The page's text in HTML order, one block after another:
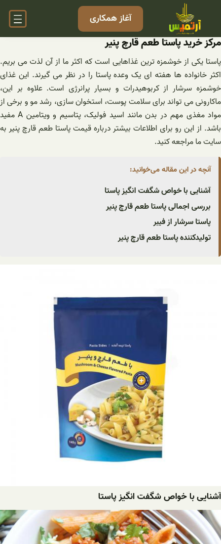
آغاز همکاری
مرکز خرید پاستا طعم قارچ پنیر
پاستا یکی از خوشمزه ترین غذاهایی است که اکثر ما از آن لذت می بریم.
اکثر خانواده ها هفته ای یک وعده پاستا را در نظر می گیرند. این غذای
خوشمزه سرشار از کربوهیدرات و بسیار پرانرژی است. علاوه بر این،
ماکارونی می تواند برای سلامت پوست، استخوان سازی، رشد مو و برخی از
مواد مغذی مهم در بدن مانند اسید فولیک، پتاسیم و ویتامین A مفید
باشد. از این رو برای اطلاعات بیشتر درباره قیمت پاستا طعم قارچ پنیر به
سایت ما مراجعه کنید.
آنچه در این مقاله می‌خوانید:
آشنایی با خواص شگفت انگیز پاستا
بررسی اجمالی پاستا طعم قارچ پنیر
پاستا سرشار از فیبر
تولیدکننده پاستا طعم قارچ پنیر
آشنایی با خواص شگفت انگیز پاستا